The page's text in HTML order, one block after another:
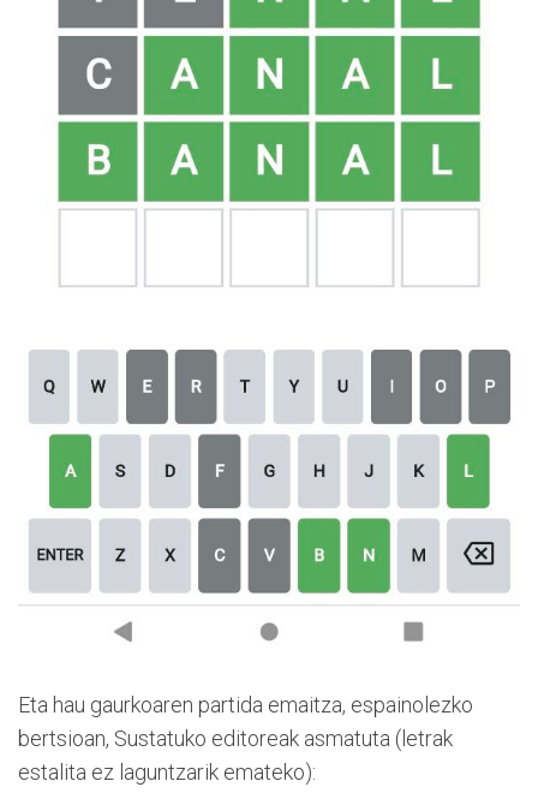
Eta hau gaurkoaren partida emaitza, espainolezko
bertsioan, Sustatuko editoreak asmatuta (letrak
estalita ez laguntzarik emateko):